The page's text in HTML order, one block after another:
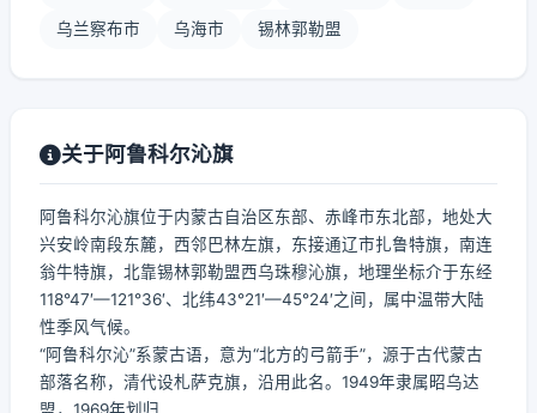
乌兰察布市 乌海市 锡林郭勒盟
关于阿鲁科尔沁旗
阿鲁科尔沁旗位于内蒙古自治区东部、赤峰市东北部，地处大
兴安岭南段东麓，西邻巴林左旗，东接通辽市扎鲁特旗，南连
翁牛特旗，北靠锡林郭勒盟西乌珠穆沁旗，地理坐标介于东经
118°47′—121°36′、北纬43°21′—45°24′之间，属中温带大陆
性季风气候。
“阿鲁科尔沁”系蒙古语，意为“北方的弓箭手”，源于古代蒙古
部落名称，清代设札萨克旗，沿用此名。1949年隶属昭乌达